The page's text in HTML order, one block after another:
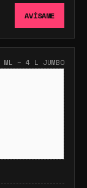
AVÍSAME
ML – 4 L JUMBO